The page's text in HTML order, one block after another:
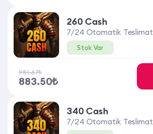
260 Cash
7/24 Otomatik Teslimat
Stok Var
981.67₺
883.50₺
340 Cash
7/24 Otomatik Teslimat